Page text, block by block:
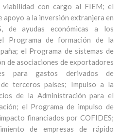
viabilidad con cargo al FIEM; el
apoyo a la inversión extranjera en
de ayudas económicas a los
Programa de formación de la
el Programa de sistemas de
de asociaciones de exportadores
para gastos derivados de
terceros países; Impulso a la
de la Administración para el
el Programa de impulso de
financiados por COFIDES;
de empresas de rápido